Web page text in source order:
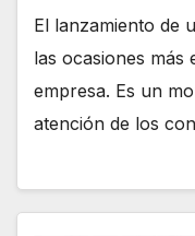
El lanzamiento de
las ocasiones más
empresa. Es un
atención de los